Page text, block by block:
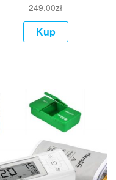
249,00zł
Kup